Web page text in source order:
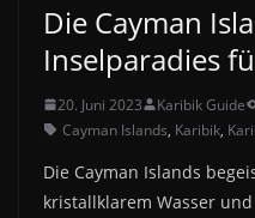
Die Cayman
Inselparadies
20. Juni 2023 Karibik Guide
Cayman Islands, Karibik,
Die Cayman Islands
kristallklarem Wasser